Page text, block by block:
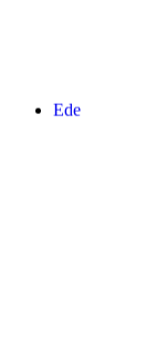
Ede